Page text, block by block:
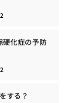
硬化症の予防
する？